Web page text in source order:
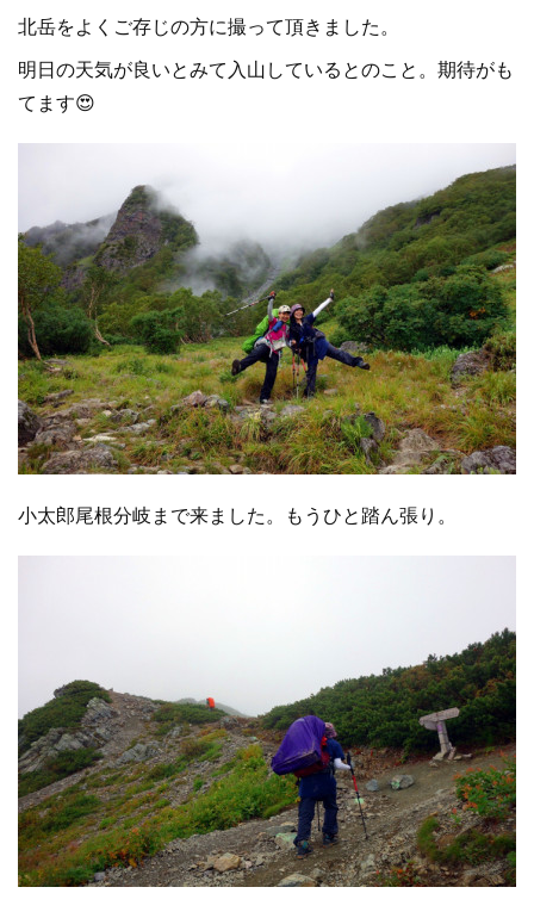
北岳をよくご存じの方に撮って頂きました。
明日の天気が良いとみて入山しているとのこと。期待がも
てます😍
小太郎尾根分岐まで来ました。もうひと踏ん張り。